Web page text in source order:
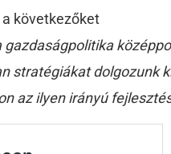
következőket
gazdaságpolitika
stratégiákat dolgozunk
az ilyen irányú